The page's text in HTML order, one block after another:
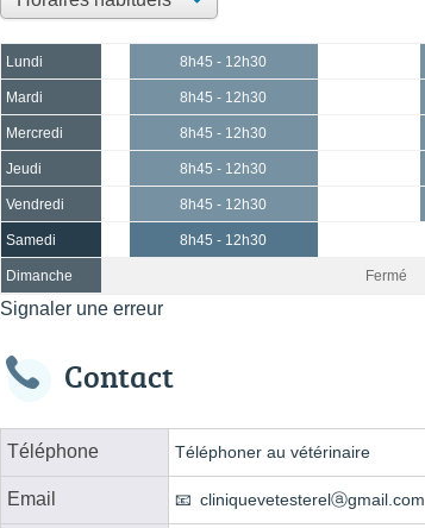
Lundi 8h45 - 12h30
Mardi 8h45 - 12h30
Mercredi 8h45 - 12h30
Jeudi 8h45 - 12h30
Vendredi 8h45 - 12h30
Samedi 8h45 - 12h30
Dimanche Fermé
Signaler une erreur
Contact
Téléphone Téléphoner au vétérinaire
Email cliniquevetesterelⓐgmail.com